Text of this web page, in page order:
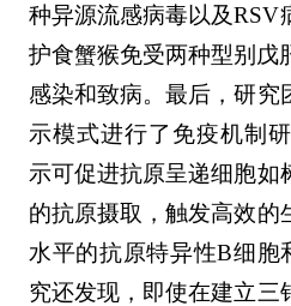
种异源流感病毒以及RSV
护食蟹猴免受两种型别戊
感染和致病。最后，研究
示模式进行了免疫机制
示可促进抗原呈递细胞如
的抗原摄取，触发高效的
水平的抗原特异性B细胞
究还发现，即使在建立三